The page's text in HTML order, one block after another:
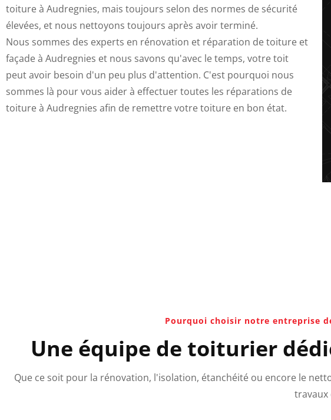
toiture à Audregnies, mais toujours selon des normes de sécurité
élevées, et nous nettoyons toujours après avoir terminé.
Nous sommes des experts en rénovation et réparation de toiture et
façade à Audregnies et nous savons qu'avec le temps, votre toit
peut avoir besoin d'un peu plus d'attention. C'est pourquoi nous
sommes là pour vous aider à effectuer toutes les réparations de
toiture à Audregnies afin de remettre votre toiture en bon état.
Pourquoi choisir notre entreprise
Une équipe de toiturier
Que ce soit pour la rénovation, l'isolation, étanchéité ou encore le
travaux